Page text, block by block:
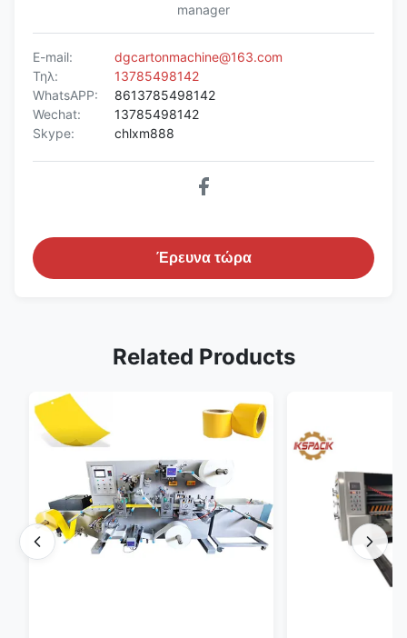
manager
E-mail:
dgcartonmachine@163.com
Τηλ:
13785498142
WhatsAPP:
8613785498142
Wechat:
13785498142
Skype:
chlxm888
Έρευνα τώρα
Related Products